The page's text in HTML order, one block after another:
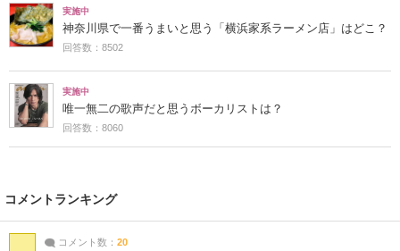
実施中
神奈川県で一番うまいと思う「横浜家系ラーメン店」はどこ？
回答数：8502
実施中
唯一無二の歌声だと思うボーカリストは？
回答数：8060
コメントランキング
コメント数： 20